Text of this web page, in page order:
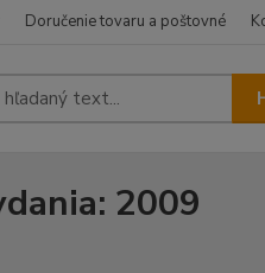
Doručenie tovaru a poštovné
2009